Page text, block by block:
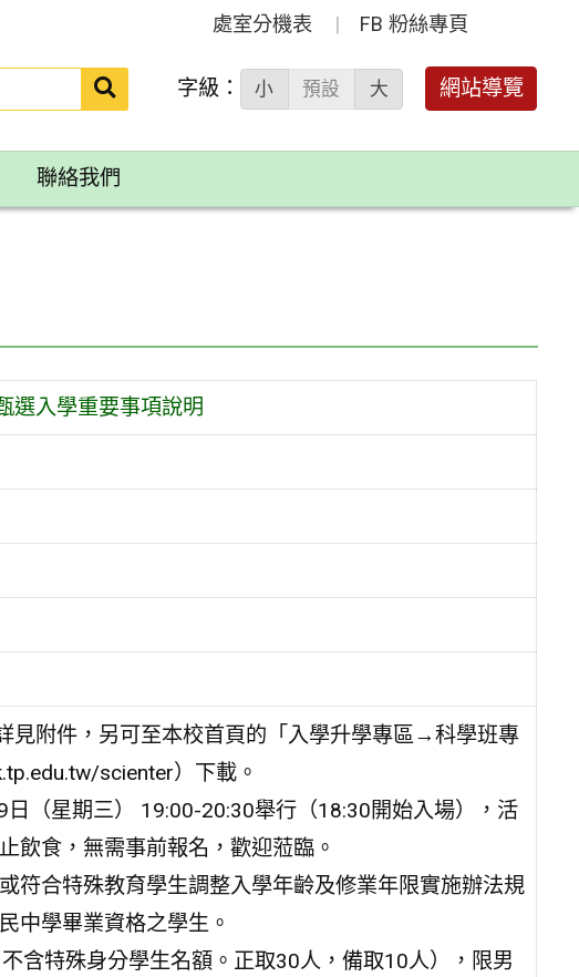
處室分機表 FB 粉絲專頁
送出 字級： 小 預設 大 網站導覽
聯絡我們
選入學重要事項說明
見附件，另可至本校首頁的「入學升學專區→科學班專
scienter）下載。
（星期三） 19:00-20:30舉行（18:30開始入場），活
飲食，無需事前報名，歡迎蒞臨。
符合特殊教育學生調整入學年齡及修業年限實施辦法規
中學畢業資格之學生。
含特殊身分學生名額。正取30人，備取10人），限男